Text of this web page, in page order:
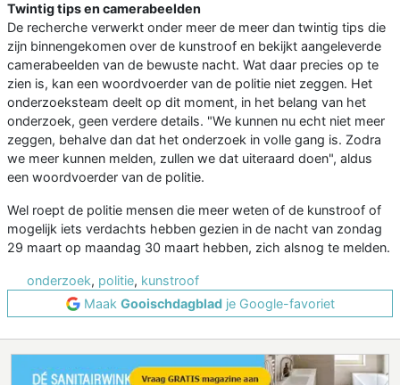
Twintig tips en camerabeelden
De recherche verwerkt onder meer de meer dan twintig tips die
zijn binnengekomen over de kunstroof en bekijkt aangeleverde
camerabeelden van de bewuste nacht. Wat daar precies op te
zien is, kan een woordvoerder van de politie niet zeggen. Het
onderzoeksteam deelt op dit moment, in het belang van het
onderzoek, geen verdere details. "We kunnen nu echt niet meer
zeggen, behalve dan dat het onderzoek in volle gang is. Zodra
we meer kunnen melden, zullen we dat uiteraard doen", aldus
een woordvoerder van de politie.
Wel roept de politie mensen die meer weten of de kunstroof of
mogelijk iets verdachts hebben gezien in de nacht van zondag
29 maart op maandag 30 maart hebben, zich alsnog te melden.
onderzoek, politie, kunstroof
Maak Gooischdagbladje Google-favoriet